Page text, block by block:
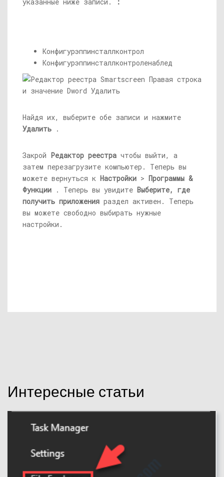
Конфигурэппинсталлконтрол
Конфигурэппинсталлконтроленаблед
Найдя их, выберите обе записи и нажмите
Удалить .
Закрой Редактор реестра чтобы выйти, а
затем перезагрузите компьютер. Теперь вы
можете вернуться к Настройки > Программы &
Функции . Теперь вы увидите Выберите, где
получить приложения раздел активен. Теперь
вы можете свободно выбирать нужные
настройки.
Интересные статьи